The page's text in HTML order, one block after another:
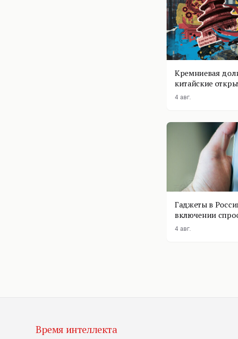
Кремниевая
китайские
4 авг.
Гаджеты в
включении
помощник
4 авг.
Время интеллекта